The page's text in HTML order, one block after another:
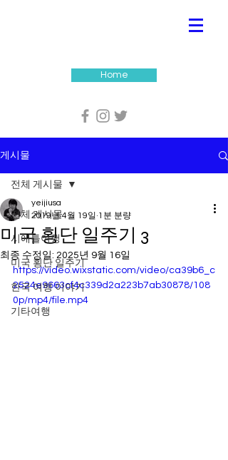
Home
게시물
전체 게시물
시애틀여행
미국 횡단 일주기
한국 여행 이야기
기타여행
전체 게시물
미국 횡단 일주기 3
yeijiusa
2019년 4월 19일 1분 분량
최종 수정일: 2025년 9월 16일
https://video.wixstatic.com/video/ca39b6_c
2524e9663cf4c339d2a223b7ab30878/108
0p/mp4/file.mp4